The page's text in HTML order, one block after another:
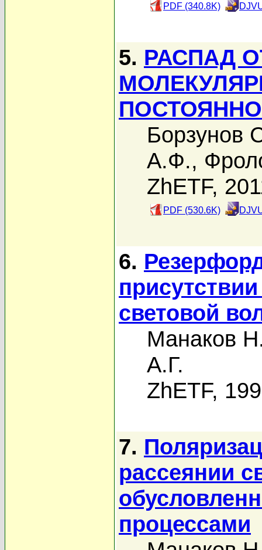
PDF (340.8K)
5. РАСПАД
Борзунов
А.Ф.,
ZhETF,
PDF (530.6K)
6.
световой
Манаков
А.Г.
ZhETF,
7.
рассеянии
процессами